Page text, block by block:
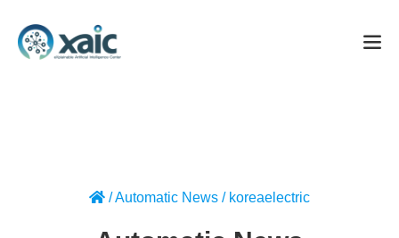
/Automatic News / koreaelectric